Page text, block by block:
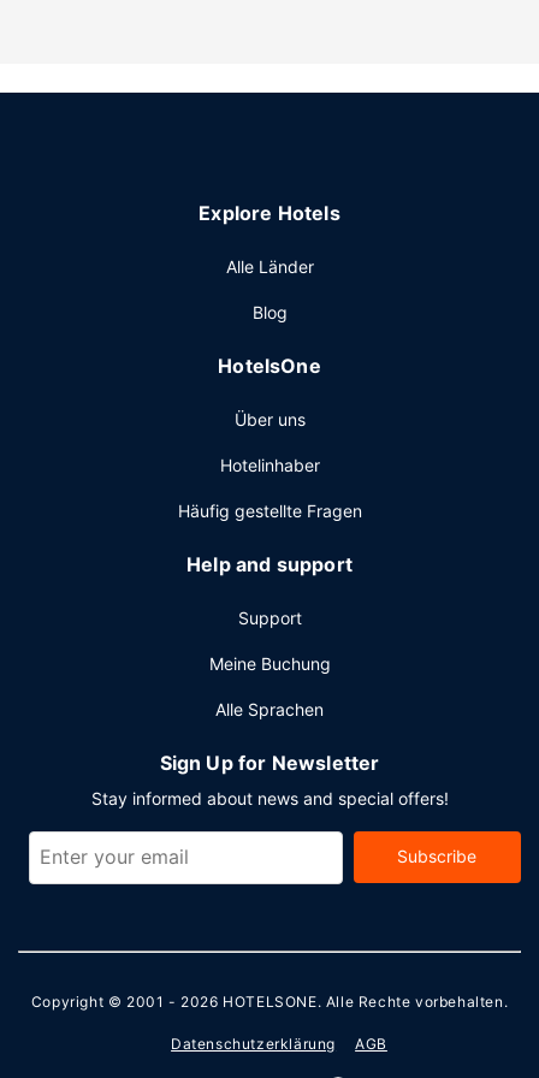
Sonstige Einrichtungen
Zum Angebot gehören ein Businesscenter, ein Express-
Veranstaltungen beherbergt dieses Hotel 2 Tagungsräume.
Explore Hotels
Alle Länder
Blog
HotelsOne
Über uns
Hotelinhaber
Häufig gestellte Fragen
Help and support
Support
Meine Buchung
Alle Sprachen
Sign Up for Newsletter
Stay informed about news and special offers!
Subscribe
Copyright © 2001 - 2026 HOTELSONE. Alle Rechte vorbehalten.
Datenschutzerklärung AGB